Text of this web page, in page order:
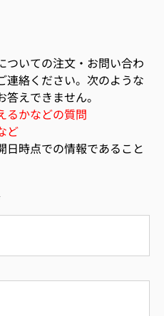
いての注文・お問い合わ
連絡ください。次のような
えできません。
るかなどの質問
ど
日時点での情報であること